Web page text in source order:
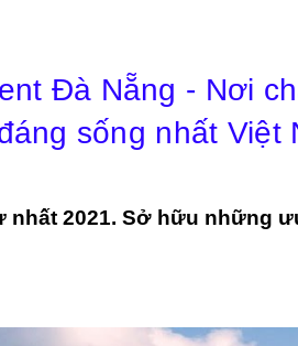
Đà Nẵng - Nơi
sống nhất Việt
nhất 2021. Sở hữu những